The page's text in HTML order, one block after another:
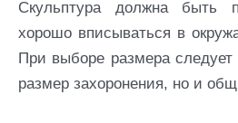
Скульптура должна быть
хорошо вписываться в
При выборе размера следует
размер захоронения, но и